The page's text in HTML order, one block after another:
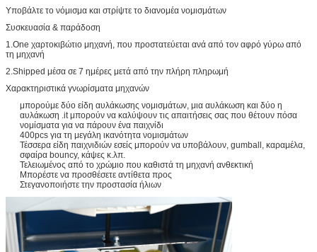
Υποβάλτε το νόμισμα και στρίψτε το διανομέα νομισμάτων
Συσκευασία & παράδοση
1.One χαρτοκιβώτιο μηχανή, που προστατεύεται ανά από τον αφρό γύρω από
τη μηχανή
2.Shipped μέσα σε 7 ημέρες μετά από την πλήρη πληρωμή
Χαρακτηριστικά γνωρίσματα μηχανών
μπορούμε δύο είδη αυλάκωσης νομισμάτων, μια αυλάκωση και δύο η
αυλάκωση .it μπορούν να καλύψουν τις απαιτήσεις σας που θέτουν πόσα
νομίσματα για να πάρουν ένα παιχνίδι
400pcs για τη μεγάλη ικανότητα νομισμάτων
Τέσσερα είδη παιχνιδιών εσείς μπορούν να υποβάλουν, gumball, καραμέλα,
σφαίρα bouncy, κάψες κ.λπ.
Τελειωμένος από το χρώμιο που καθιστά τη μηχανή ανθεκτική
Μπορέστε να προσθέσετε αντίθετα προς
Στεγανοποιήστε την προστασία ήλιων